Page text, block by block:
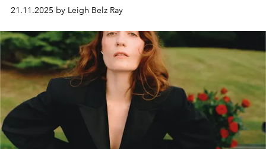
personnage qui dit : 'C'est mon désir, mon ambition, ma
volonté. Je m'en fiche si vous ne comprenez pas'."
21.11.2025 by Leigh Belz Ray